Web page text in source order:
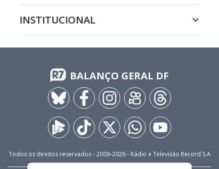
INSTITUCIONAL
BALANÇO GERAL DF
Todos os direitos reservados - 2009-2026- Rádio e Televisão Record S.A